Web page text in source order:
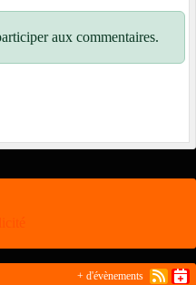
aux commentaires.
+ d'évènements